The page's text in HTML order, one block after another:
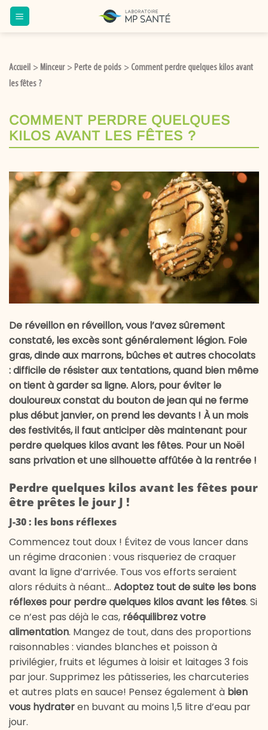
Passer
au
Accueil > Minceur > Perte de poids > Comment perdre quelques kilos avant
les fêtes ?
COMMENT PERDRE QUELQUES
KILOS AVANT LES FÊTES ?
De réveillon en réveillon, vous l’avez sûrement
constaté, les excès sont généralement légion. Foie
gras, dinde aux marrons, bûches et autres chocolats
: difficile de résister aux tentations, quand bien même
on tient à garder sa ligne. Alors, pour éviter le
douloureux constat du bouton de jean qui ne ferme
plus début janvier, on prend les devants ! À un mois
des festivités, il faut anticiper dès maintenant pour
perdre quelques kilos avant les fêtes. Pour un Noël
sans privation et une silhouette affûtée à la rentrée !
Perdre quelques kilos avant les fêtes pour
être prêtes le jour J !
J-30 : les bons réflexes
Commencez tout doux ! Évitez de vous lancer dans
un régime draconien : vous risqueriez de craquer
avant la ligne d’arrivée. Tous vos efforts seraient
alors réduits à néant… Adoptez tout de suite les bons
réflexes pour perdre quelques kilos avant les fêtes. Si
ce n’est pas déjà le cas, rééquilibrez votre
alimentation. Mangez de tout, dans des proportions
raisonnables : viandes blanches et poisson à
privilégier, fruits et légumes à loisir et laitages 3 fois
par jour. Supprimez les pâtisseries, les charcuteries
et autres plats en sauce! Pensez également à bien
vous hydrateren buvant au moins 1,5 litre d’eau par
jour.